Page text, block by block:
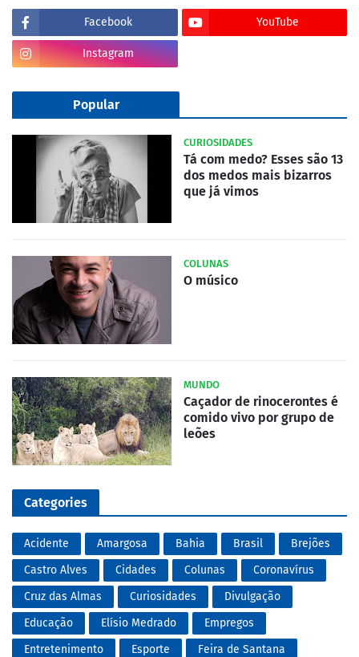
Facebook YouTube
Instagram
Popular
CURIOSIDADES
Tá com medo? Esses são 13
dos medos mais bizarros
que já vimos
COLUNAS
O músico
MUNDO
Caçador de rinocerontes é
comido vivo por grupo de
leões
Categories
Acidente Amargosa Bahia Brasil
Brejões
Castro Alves
Cidades Colunas
Coronavírus
Cruz das Almas
Curiosidades
Divulgação
Educação
Elísio Medrado
Empregos
Entretenimento
Esporte
Feira de Santana